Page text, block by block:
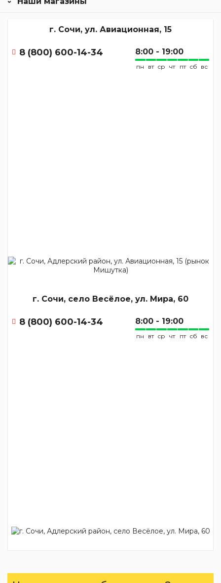
г. Сочи, ул. Авиационная, 15
8 (800) 600-14-34 8:00 - 19:00
пн вт ср чт пт сб вс
г. Сочи, село Весёлое, ул. Мира, 60
8 (800) 600-14-34 8:00 - 19:00
пн вт ср чт пт сб вс